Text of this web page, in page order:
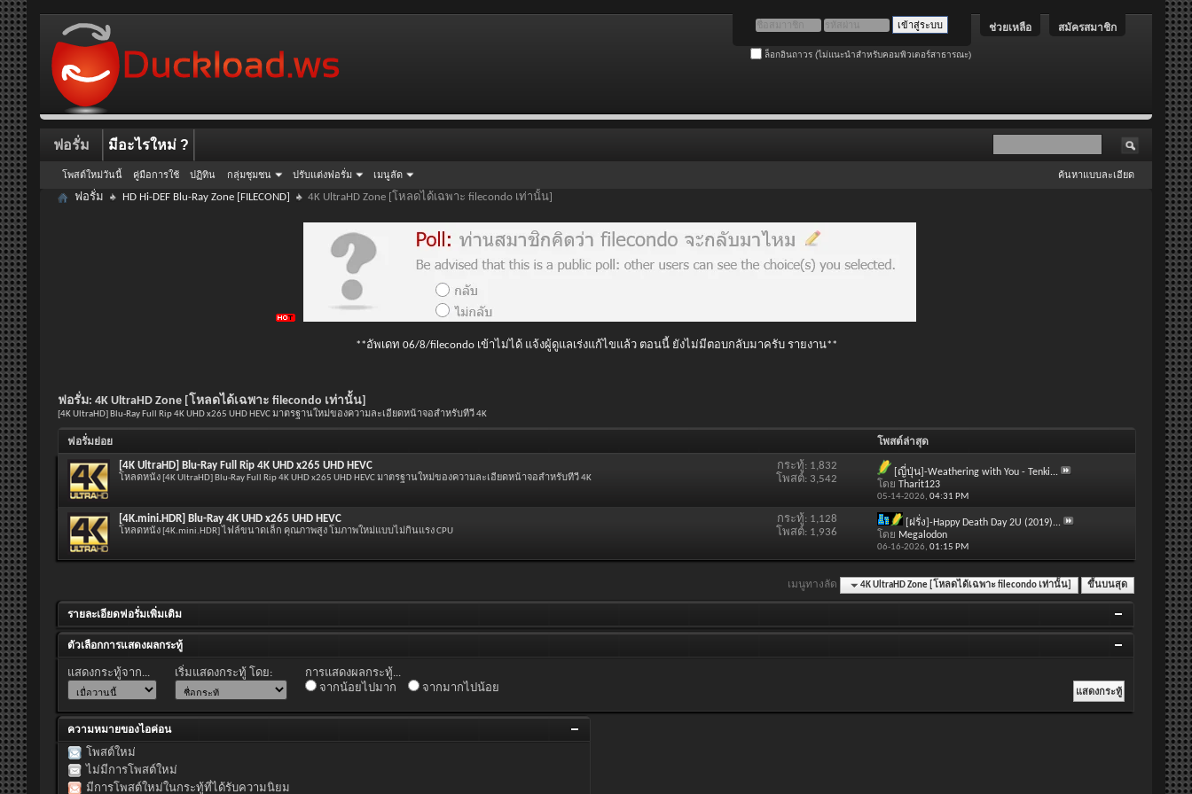
สมัครสมาชิก
ช่วยเหลือ
ล็อกอินถาวร (ไม่แนะนำสำหรับคอมพิวเตอร์สาธารณะ)
ฟอรั่ม
โพสต์ใหม่วันนี้ คู่มือการใช้ ปฏิทิน กลุ่มชุมชน ปรับแต่งฟอรั่ม เมนูลัด
มีอะไรใหม่ ?
ค้นหาแบบละเอียด
ฟอรั่ม HD Hi-DEF Blu-Ray Zone [FILECOND] 4K UltraHD Zone [โหลดได้เฉพาะ filecondo เท่านั้น]
**อัพเดท 06/8/filecondo เข้าไม่ได้ แจ้งผู้ดูแลเร่งแก้ไขแล้ว ตอนนี้ ยังไม่มีตอบกลับมาครับ รายงาน**
ฟอรั่ม: 4K UltraHD Zone [โหลดได้เฉพาะ filecondo เท่านั้น]
[4K UltraHD] Blu-Ray Full Rip 4K UHD x265 UHD HEVC มาตรฐานใหม่ของความละเอียดหน้าจอสำหรับทีวี 4K
ฟอรั่มย่อย โพสต์ล่าสุด
[4K UltraHD] Blu-Ray Full Rip 4K UHD x265 UHD HEVC
โหลดหนัง [4K UltraHD] Blu-Ray Full Rip 4K UHD x265 UHD HEVC มาตรฐานใหม่ของความละเอียดหน้าจอสำหรับทีวี 4K
กระทู้: 1,832
โพสต์: 3,542
[ญี่ปุ่น]-Weathering with You - Tenki...
โดย Tharit123
05-14-2026, 04:31 PM
[4K.mini.HDR] Blu-Ray 4K UHD x265 UHD HEVC
โหลดหนัง [4K.mini.HDR] ไฟล์ขนาดเล็ก คุณภาพสูง โมภาพใหม่แบบไม่กินแรง CPU
กระทู้: 1,128
โพสต์: 1,936
[ฝรั่ง]-Happy Death Day 2U (2019)...
โดย Megalodon
06-16-2026, 01:15 PM
เมนูทางลัด 4K UltraHD Zone [โหลดได้เฉพาะ filecondo เท่านั้น] ขึ้นบนสุด
รายละเอียดฟอรั่มเพิ่มเติม
ตัวเลือกการแสดงผลกระทู้
แสดงกระทู้จาก... เริ่มแสดงกระทู้ โดย:
การแสดงผลกระทู้...
จากน้อยไปมาก
จากมากไปน้อย
ความหมายของไอค่อน
โพสต์ใหม่
ไม่มีการโพสต์ใหม่
มีการโพสต์ใหม่ในกระทู้ที่ได้รับความนิยม